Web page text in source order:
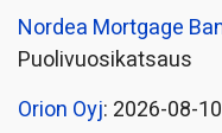
Nordea Mortgage
Puolivuosikatsaus
Orion Oyj: 2026-08-